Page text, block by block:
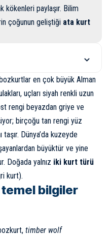
kökenleri paylaşır. Bilim
çoğunun geliştiği ata kurt
en çok büyük Alman
uçları siyah renkli uzun
rengi beyazdan griye ve
birçoğu tan rengi yüz
taşır. Dünya’da kuzeyde
büyüktür ve yine
Doğada yalnız iki kurt türü
kurt).
temel bilgiler
timber wolf